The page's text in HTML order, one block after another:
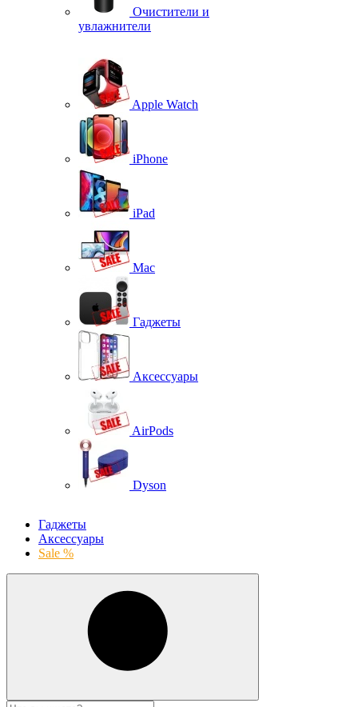
Очистители и
увлажнители
Apple Watch
iPhone
iPad
Mac
Гаджеты
Аксессуары
AirPods
Dyson
Гаджеты
Аксессуары
Sale %